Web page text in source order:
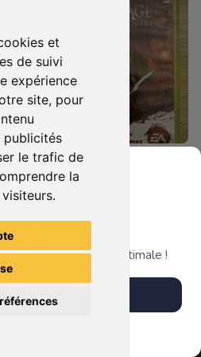
et
de suivi
expérience
site, pour
publicités
le trafic de
la
0 8.90 €
du Geek
une expérience optimale !
l'app